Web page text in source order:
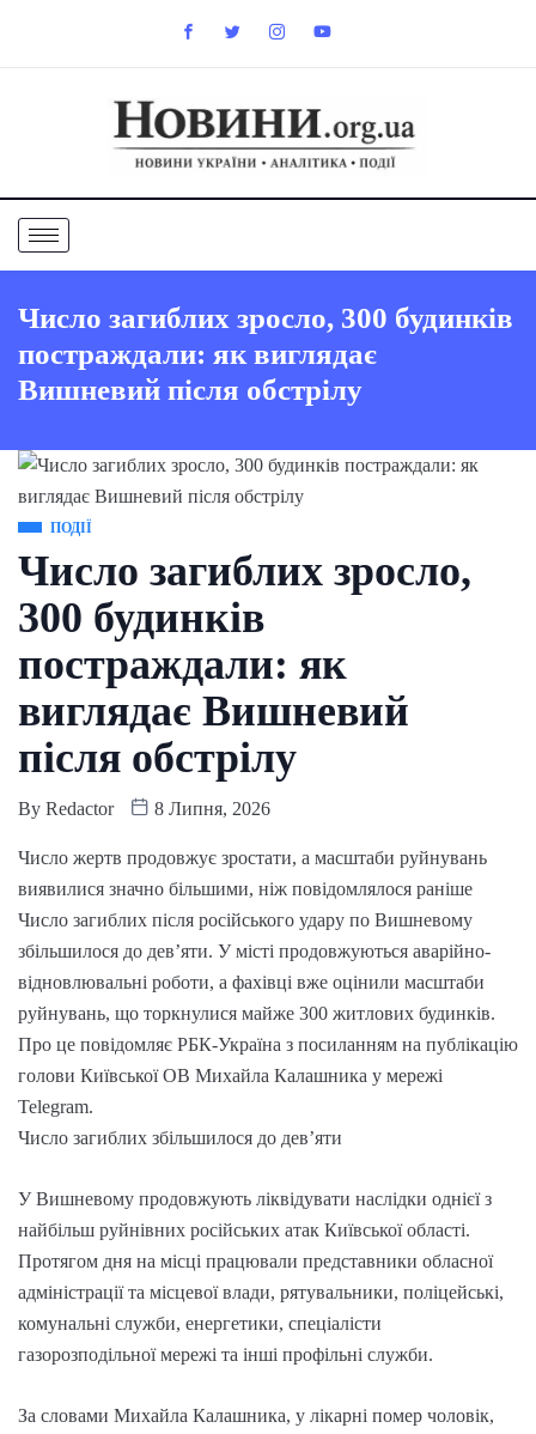
Число загиблих зросло, 300 будинків
постраждали: як виглядає
Вишневий після обстрілу
ПОДІЇ
Число загиблих зросло,
300 будинків
постраждали: як
виглядає Вишневий
після обстрілу
By Redactor 8 Липня, 2026
Число жертв продовжує зростати, а масштаби руйнувань
виявилися значно більшими, ніж повідомлялося раніше
Число загиблих після російського удару по Вишневому
збільшилося до дев’яти. У місті продовжуються аварійно-
відновлювальні роботи, а фахівці вже оцінили масштаби
руйнувань, що торкнулися майже 300 житлових будинків.
Про це повідомляє РБК-Україна з посиланням на публікацію
голови Київської ОВ Михайла Калашника у мережі
Telegram.
Число загиблих збільшилося до дев’яти
У Вишневому продовжують ліквідувати наслідки однієї з
найбільш руйнівних російських атак Київської області.
Протягом дня на місці працювали представники обласної
адміністрації та місцевої влади, рятувальники, поліцейські,
комунальні служби, енергетики, спеціалісти
газорозподільної мережі та інші профільні служби.
За словами Михайла Калашника, у лікарні помер чоловік,